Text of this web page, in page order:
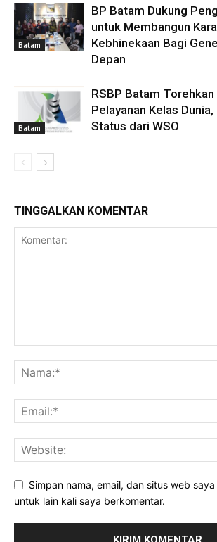
Batam
BP Batam Dukung
untuk Membangun
Kebhinekaan Bagi
Depan
Batam
RSBP Batam
Pelayanan Kelas
Status dari WSO
TINGGALKAN KOMENTAR
Simpan nama, email, dan situs web
untuk lain kali saya berkomentar.